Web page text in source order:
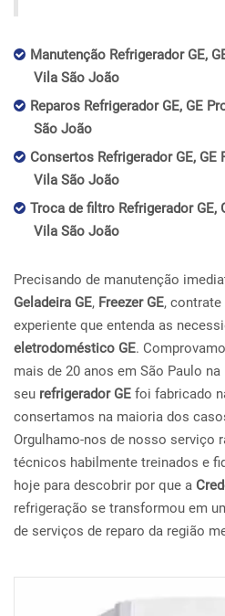
Manutenção Refrigerador GE,
Vila São João
Reparos Refrigerador GE, GE
São João
Consertos Refrigerador GE, GE
Vila São João
Troca de filtro Refrigerador GE,
Vila São João
Precisando de manutenção
Geladeira GE, Freezer GE,
experiente que entenda as
eletrodoméstico GE.
mais de 20 anos em São Paulo
seu refrigerador GE foi fabricado
consertamos na maioria dos
Orgulhamo-nos de nosso serviço
técnicos habilmente treinados e
hoje para descobrir por que a
refrigeração se transformou em
de serviços de reparo da região